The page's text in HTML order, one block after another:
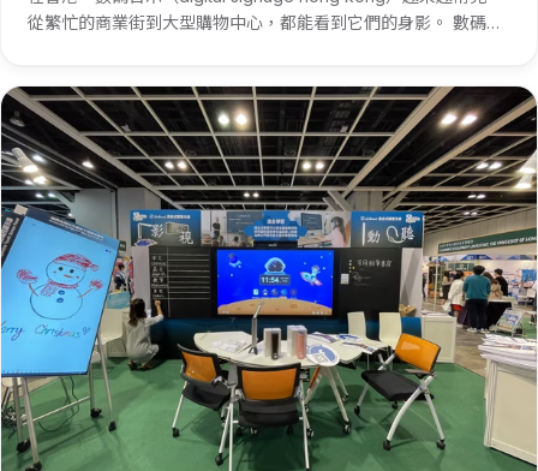
從繁忙的商業街到大型購物中心，都能看到它們的身影。 數碼告